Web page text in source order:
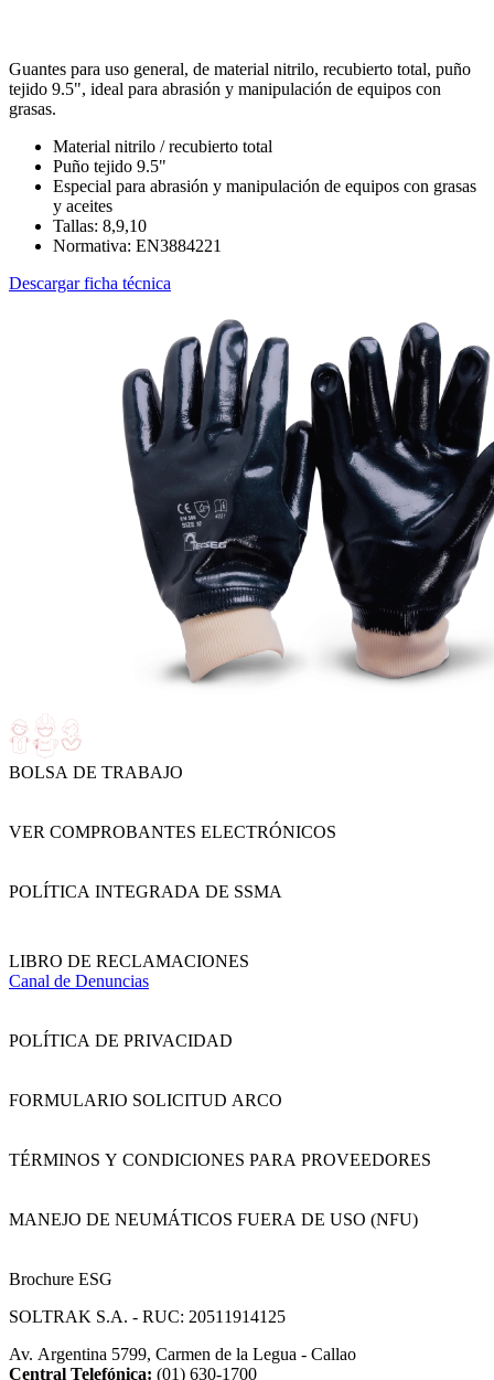
Guantes para uso general, de material nitrilo, recubierto total, puño
tejido 9.5", ideal para abrasión y manipulación de equipos con
grasas.
Material nitrilo / recubierto total
Puño tejido 9.5"
Especial para abrasión y manipulación de equipos con grasas
y aceites
Tallas: 8,9,10
Normativa: EN3884221
Descargar ficha técnica
BOLSA DE TRABAJO
VER COMPROBANTES ELECTRÓNICOS
POLÍTICA INTEGRADA DE SSMA
LIBRO DE RECLAMACIONES
Canal de Denuncias
POLÍTICA DE PRIVACIDAD
FORMULARIO SOLICITUD ARCO
TÉRMINOS Y CONDICIONES PARA PROVEEDORES
MANEJO DE NEUMÁTICOS FUERA DE USO (NFU)
Brochure ESG
SOLTRAK S.A. - RUC: 20511914125
Av. Argentina 5799, Carmen de la Legua - Callao
Central Telefónica: (01) 630-1700